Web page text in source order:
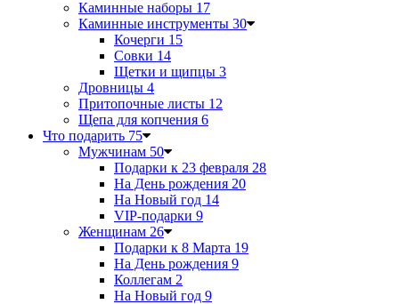
Каминные наборы 17
Каминные инструменты 30
Кочерги 15
Совки 14
Щетки и щипцы 3
Дровницы 4
Притопочные листы 12
Щепа для копчения 6
Что подарить 75
Мужчинам 50
Подарки к 23 февраля 28
На День рождения 20
На Новый год 14
VIP-подарки 9
Женщинам 26
Подарки к 8 Марта 19
На День рождения 9
Коллегам 2
На Новый год 9